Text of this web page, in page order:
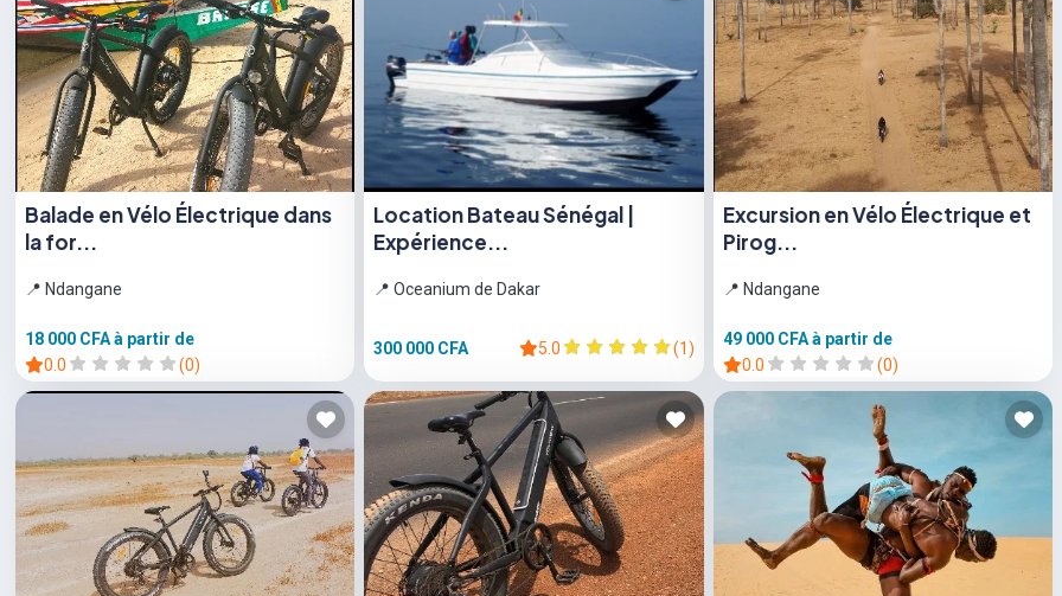
Balade en Vélo Électrique dans
la for...
📍 Ndangane
18 000 CFAà partir de
0.0
(0)
Location Bateau Sénégal |
Expérience...
📍 Oceanium de Dakar
300 000 CFA 5.0 (1)
Excursion en Vélo Électrique et
Pirog...
📍 Ndangane
49 000 CFAà partir de
0.0
(0)